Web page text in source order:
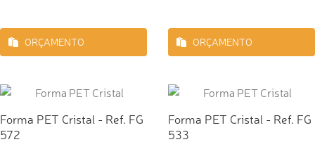
ORÇAMENTO ORÇAMENTO
Forma PET Cristal - Ref. FG
572
Forma PET Cristal - Ref. FG
533